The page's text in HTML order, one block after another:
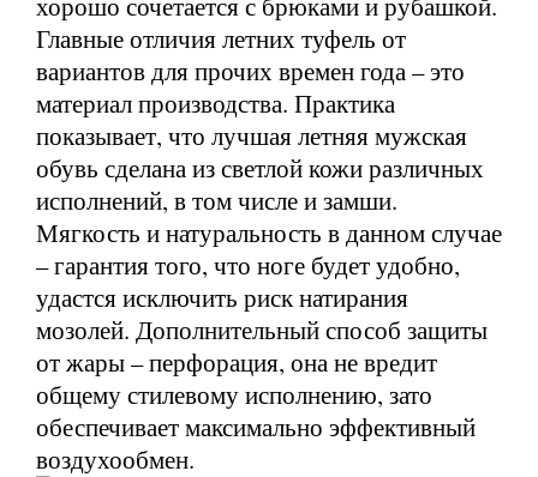
Главные отличия летних туфель от
вариантов для прочих времен года – это
материал производства. Практика
показывает, что лучшая летняя мужская
обувь сделана из светлой кожи различных
исполнений, в том числе и замши.
Мягкость и натуральность в данном случае
– гарантия того, что ноге будет удобно,
удастся исключить риск натирания
мозолей. Дополнительный способ защиты
от жары – перфорация, она не вредит
общему стилевому исполнению, зато
обеспечивает максимально эффективный
воздухообмен.